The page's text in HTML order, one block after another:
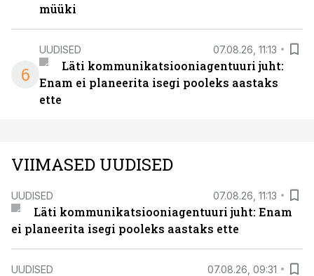
müüki
6
UUDISED 07.08.26, 11:13
Läti kommunikatsiooniagentuuri juht:
Enam ei planeerita isegi pooleks aastaks
ette
VIIMASED UUDISED
UUDISED 07.08.26, 11:13
Läti kommunikatsiooniagentuuri juht: Enam
ei planeerita isegi pooleks aastaks ette
UUDISED 07.08.26, 09:31